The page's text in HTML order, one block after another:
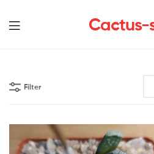
Cactus-
Menu
Filter